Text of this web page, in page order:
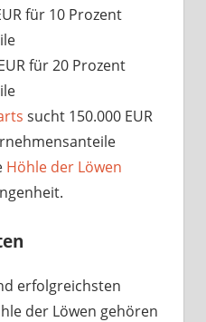
für 10 Prozent
für 20 Prozent
sucht 150.000 EUR
Höhle der Löwen
erfolgreichsten
der Löwen gehören